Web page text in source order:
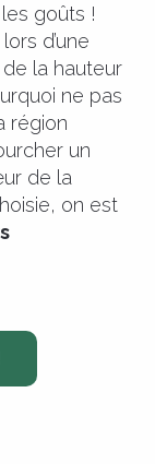
goûts !
d’une
la hauteur
ne pas
région
un
de la
on est